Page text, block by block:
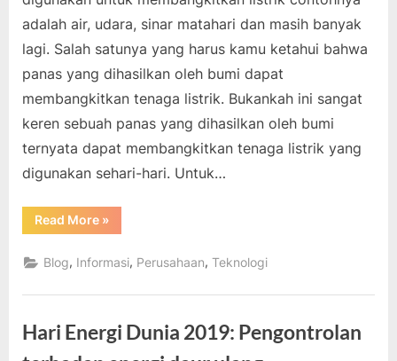
adalah air, udara, sinar matahari dan masih banyak
lagi. Salah satunya yang harus kamu ketahui bahwa
panas yang dihasilkan oleh bumi dapat
membangkitkan tenaga listrik. Bukankah ini sangat
keren sebuah panas yang dihasilkan oleh bumi
ternyata dapat membangkitkan tenaga listrik yang
digunakan sehari-hari. Untuk…
Read More“Membangkitkan
Listrik
Panas
Bumi”
»
Blog, Informasi, Perusahaan,Teknologi
Hari Energi Dunia 2019: Pengontrolan